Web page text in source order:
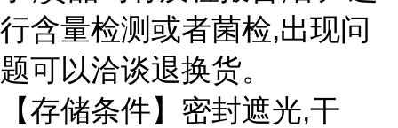
行含量检测或者菌检,出现问
题可以洽谈退换货。
【存储条件】密封遮光,干